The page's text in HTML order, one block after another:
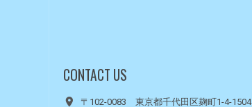
CONTACT US
〒102-0083 東京都千代田区麹町1-4-1504